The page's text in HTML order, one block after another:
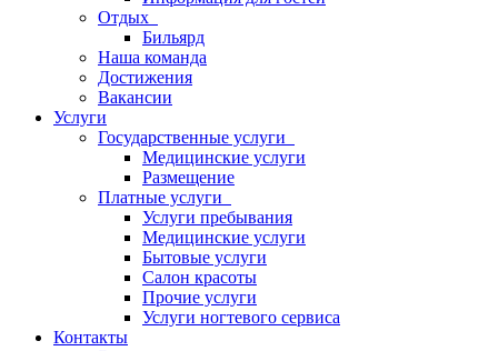
Отдых
Бильярд
Наша команда
Достижения
Вакансии
Услуги
Государственные услуги
Медицинские услуги
Размещение
Платные услуги
Услуги пребывания
Медицинские услуги
Бытовые услуги
Салон красоты
Прочие услуги
Услуги ногтевого сервиса
Контакты